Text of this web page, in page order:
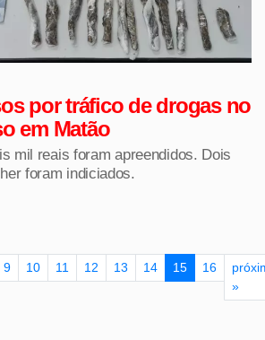
por tráfico de drogas no
em Matão
mil reais foram apreendidos. Dois
foram indiciados.
9 10 11 12 13 14 15 16
»